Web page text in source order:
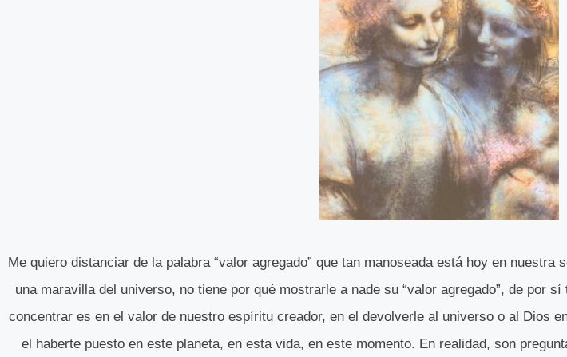
Me quiero distanciar de la palabra “valor agregado” que tan manoseada está hoy en
una maravilla del universo, no tiene por qué mostrarle a nade su “valor agregado”, de por
concentrar es en el valor de nuestro espíritu creador, en el devolverle al universo o al Dios
el haberte puesto en este planeta, en esta vida, en este momento. En realidad, son